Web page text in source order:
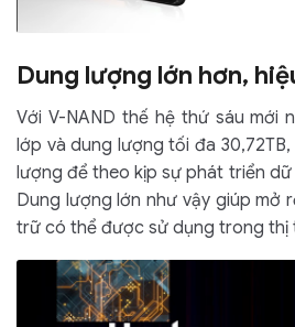
Dung lượng lớn hơn,
Với V-NAND thế hệ thứ sáu mới
lớp và dung lượng tối đa 30,72TB,
lượng để theo kịp sự phát triển dữ
Dung lượng lớn như vậy giúp mở
trữ có thể được sử dụng trong thị